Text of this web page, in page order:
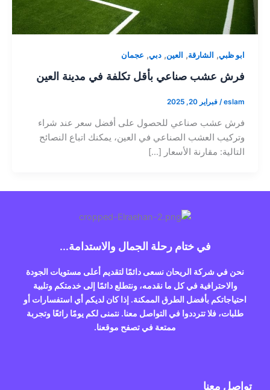
ابو ظبي, الشارقة, العين, دبي, عجمان
فرش عشب صناعي بأقل تكلفة في مدينة العين
eslam
/ فبراير 20, 2025
فرش عشب صناعي للحصول على أفضل سعر عند شراء
وتركيب العشب الصناعي في العين، يمكنك اتباع النصائح
التالية: مقارنة الأسعار […]
في ختام رحلة الجمال والاستدامة...
نحن في شركة الريحان نسعى دائمًا لتقديم أعلى مستويات الجودة
والاحترافية في كل ما نقدمه، ونتطلع دائمًا إلى خدمتكم وتلبية
احتياجاتكم بأفضل الطرق الممكنة. إذا كان لديكم أي استفسارات أو
طلبات، فلا تترددوا في التواصل معنا. نتمنى لكم يومًا رائعًا وتجربة
ممتعة في تصفح موقعنا.
تواصل معنا